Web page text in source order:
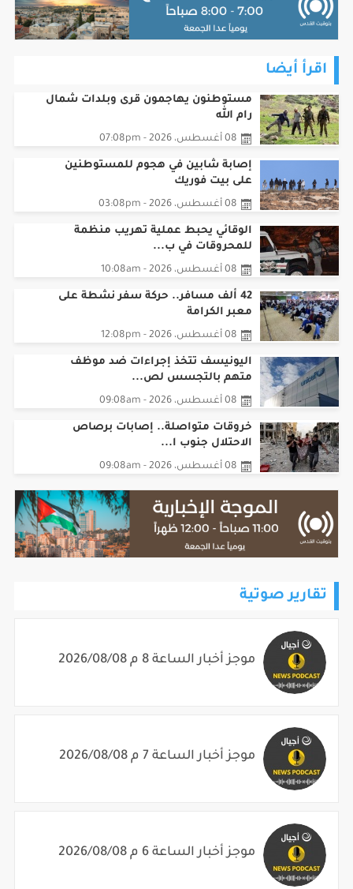
رام الله
08 أغسطس، 2026 - 07:08pm
إصابة شابين في هجوم للمستوطنين
على بيت فوريك
08 أغسطس، 2026 - 03:08pm
الوقائي يحبط عملية تهريب منظمة
للمحروقات في ب...
08 أغسطس، 2026 - 10:08am
42 ألف مسافر.. حركة سفر نشطة على
معبر الكرامة
08 أغسطس، 2026 - 12:08pm
اليونيسف تتخذ إجراءات ضد موظف
متهم بالتجسس لص...
08 أغسطس، 2026 - 09:08am
خروقات متواصلة.. إصابات برصاص
الاحتلال جنوب ا...
08 أغسطس، 2026 - 09:08am